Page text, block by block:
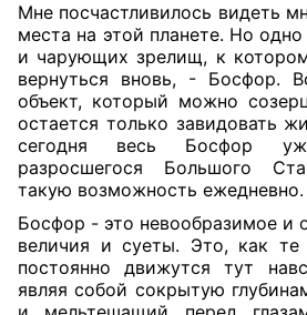
Мне посчастливилось видеть
места на этой планете. Но
и чарующих зрелищ, к
вернуться вновь, - Босфор.
объект, который можно
остается только завидовать
сегодня весь Босфор
разросшегося Большого
такую возможность ежедневно.
Босфор - это невообразимое и
величия и суеты. Это, как те
постоянно движутся тут
являя собой сокрытую